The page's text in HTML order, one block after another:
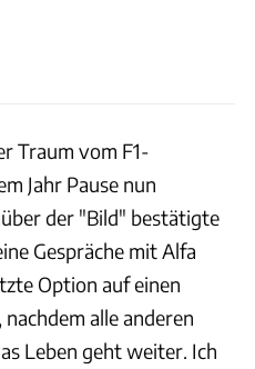
Traum vom F1-
Jahr Pause nun
der "Bild" bestätigte
Gespräche mit Alfa
Option auf einen
alle anderen
Leben geht weiter. Ich